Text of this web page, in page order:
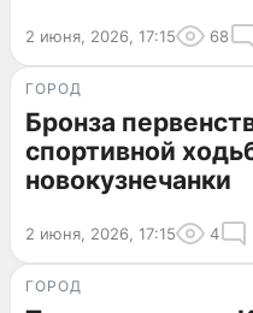
2 июня, 2026, 17:15 68
ГОРОД
Бронза
спортивной
новокузнечанки
2 июня, 2026, 17:15 4
ГОРОД